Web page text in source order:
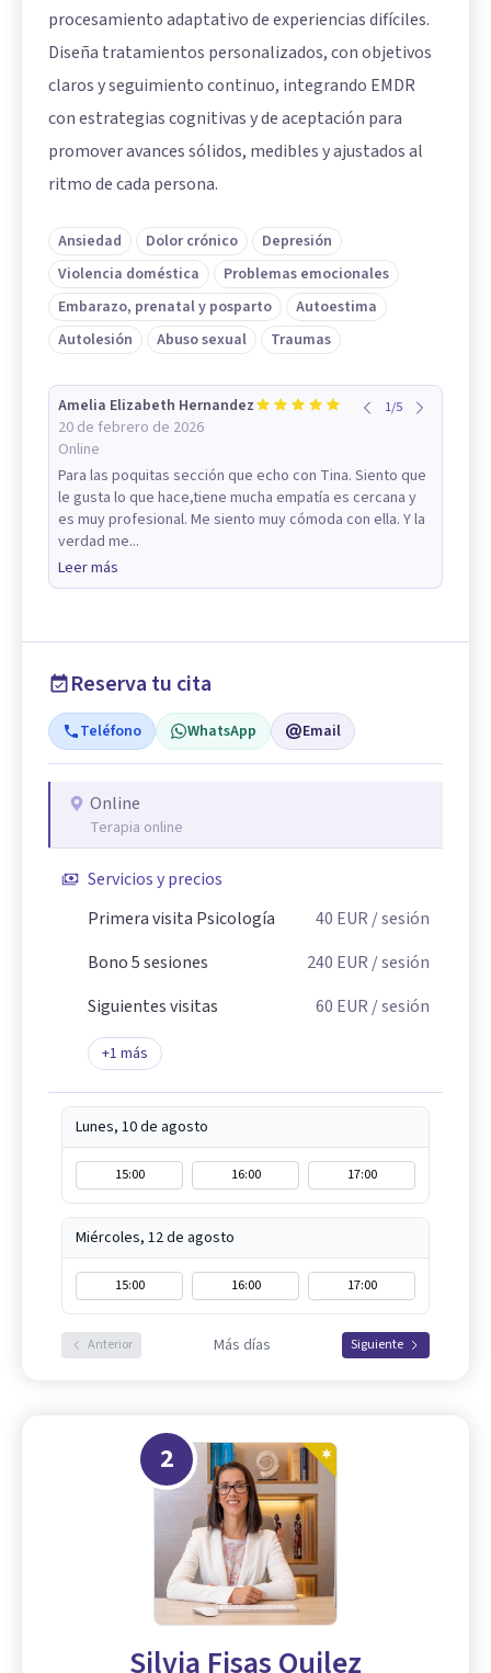
procesamiento adaptativo de experiencias difíciles.
Diseña tratamientos personalizados, con objetivos
claros y seguimiento continuo, integrando EMDR
con estrategias cognitivas y de aceptación para
promover avances sólidos, medibles y ajustados al
ritmo de cada persona.
Ansiedad Dolor crónico
Depresión
Violencia doméstica
Problemas emocionales
Embarazo, prenatal y posparto
Autoestima
Autolesión
Abuso sexual Traumas
Amelia Elizabeth Hernandez
20 de febrero de 2026
Online
1/5
Para las poquitas sección que echo con Tina. Siento que
le gusta lo que hace,tiene mucha empatía es cercana y
es muy profesional. Me siento muy cómoda con ella. Y la
verdad me...
Leer más
Reserva tu cita
Teléfono WhatsApp Email
Online
Terapia online
Servicios y precios
Primera visita Psicología
40 EUR / sesión
Bono 5 sesiones
240 EUR / sesión
Siguientes visitas
60 EUR / sesión
+1 más
Lunes, 10 de agosto
15:00 16:00 17:00
Miércoles, 12 de agosto
15:00 16:00 17:00
Anterior Más días Siguiente
2
Silvia Fisas Quilez